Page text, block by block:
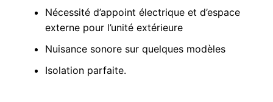
Nécessité d’appoint électrique et d’espace
externe pour l’unité extérieure
Nuisance sonore sur quelques modèles
Isolation parfaite.